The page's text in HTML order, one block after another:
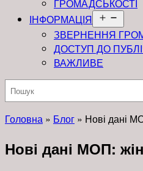
ГРОМАДСЬКОСТІ
ІНФОРМАЦІЯ
меню
ЗВЕРНЕННЯ
ДОСТУП ДО
ВАЖЛИВЕ
Пошук
Головна » Блог » Нові дані
Нові дані МОП: